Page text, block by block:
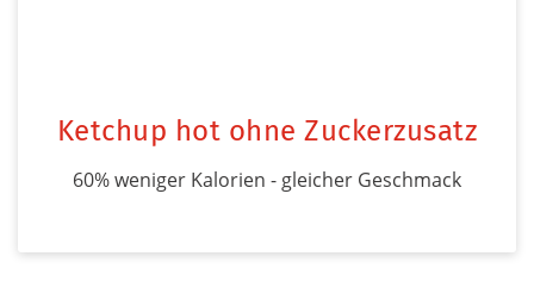
Ketchup hot ohne Zuckerzusatz
60% weniger Kalorien - gleicher Geschmack